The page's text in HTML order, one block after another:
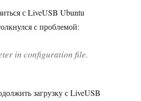
с LiveUSB Ubuntu
с проблемой:
in configuration file.
загрузку с LiveUSB